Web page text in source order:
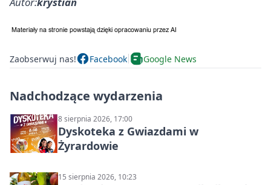
Zaobserwuj nas! Facebook Google News
Nadchodzące wydarzenia
8 sierpnia 2026, 17:00
Dyskoteka z Gwiazdami w
Żyrardowie
15 sierpnia 2026, 10:23